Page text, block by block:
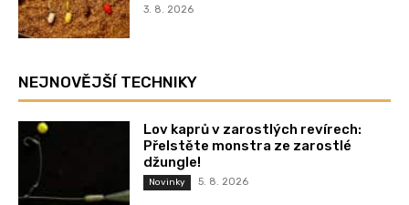
3. 8. 2026
NEJNOVĚJŠÍ TECHNIKY
Lov kaprů v zarostlých revírech:
Přelstěte monstra ze zarostlé
džungle!
Novinky 5. 8. 2026